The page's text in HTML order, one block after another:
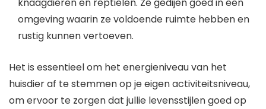
knaagdieren en reptielen. Ze gedijen goed in een
omgeving waarin ze voldoende ruimte hebben en
rustig kunnen vertoeven.
Het is essentieel om het energieniveau van het
huisdier af te stemmen op je eigen activiteitsniveau,
om ervoor te zorgen dat jullie levensstijlen goed op